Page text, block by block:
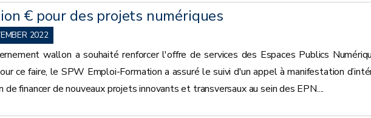
€ pour des projets numériques
2022
wallon a souhaité renforcer l'offre de services des Espaces Publics
ce faire, le SPW Emploi-Formation a assuré le suivi d'un appel à manifestation
de financer de nouveaux projets innovants et transversaux au sein des EPN....